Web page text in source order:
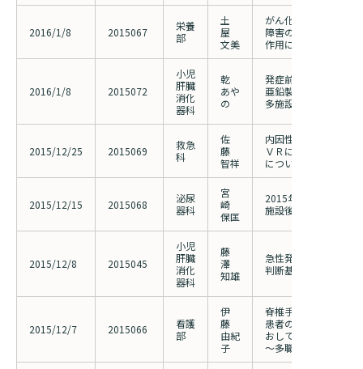
2016/1/8 2015067
栄養
部
土
屋
文美
がん化学療法施行患
障害の発生頻度と食
作用に関する研究
2016/1/8 2015072
小児
肝臓
消化
器科
乾
あや
の
発症前型Wilson病小
亜鉛製剤の有効性と
多施設研究
2015/12/25 2015069
救急
科
佐
藤
智祥
内因性出血疾患に対
ＶＲにおける全身麻
についての検討
2015/12/15 2015068
泌尿
器科
宮
崎
保匡
2015年尿路結石全国
施設後方視的観察研
2015/12/8 2015045
小児
肝臓
消化
器科
藤
澤
知雄
急性発症型自己免疫
判断基準及び治療指
2015/12/7 2015066
看護
部
伊
藤
由紀
子
脊椎手術後に硬膜下
患者の排泄自立にむ
おして
～多職種の中での看